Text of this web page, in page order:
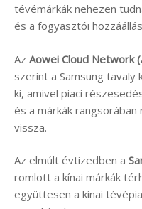
tévémárkák nehezen
és a fogyasztói
Az Aowei Cloud Network
szerint a Samsung
ki, amivel piaci
és a márkák
vissza.
Az elmúlt évtizedben a
romlott a kínai márkák
együttesen a kínai